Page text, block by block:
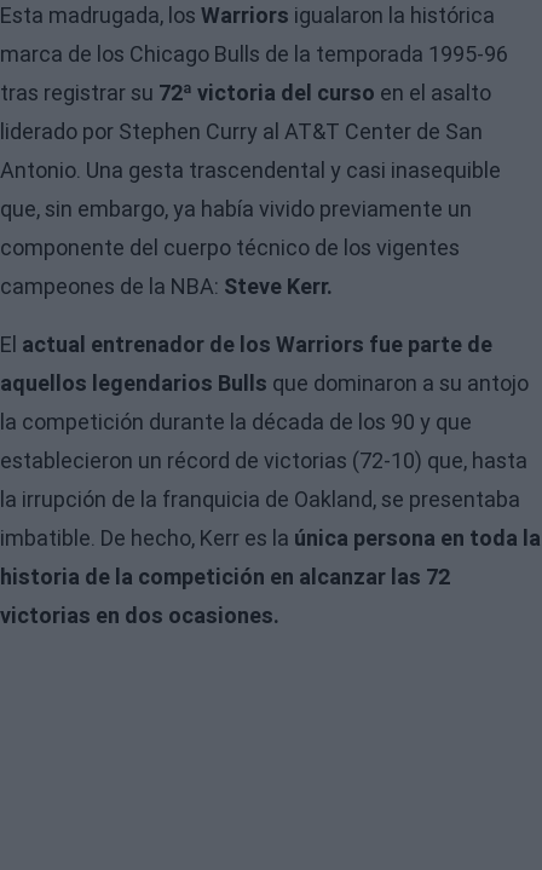
Esta madrugada, los Warriors igualaron la histórica
marca de los Chicago Bulls de la temporada 1995-96
tras registrar su 72ª victoria del curso en el asalto
liderado por Stephen Curry al AT&T Center de San
Antonio. Una gesta trascendental y casi inasequible
que, sin embargo, ya había vivido previamente un
componente del cuerpo técnico de los vigentes
campeones de la NBA: Steve Kerr.
El actual entrenador de los Warriors fue parte de
aquellos legendarios Bulls que dominaron a su antojo
la competición durante la década de los 90 y que
establecieron un récord de victorias (72-10) que, hasta
la irrupción de la franquicia de Oakland, se presentaba
imbatible. De hecho, Kerr es la única persona en toda la
historia de la competición en alcanzar las 72
victorias en dos ocasiones.